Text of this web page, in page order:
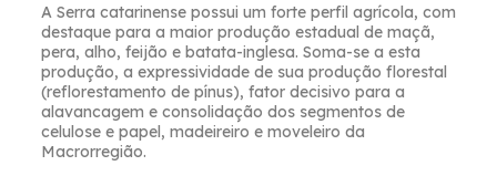
A Serra catarinense possui um forte perfil agrícola, com
destaque para a maior produção estadual de maçã,
pera, alho, feijão e batata-inglesa. Soma-se a esta
produção, a expressividade de sua produção florestal
(reflorestamento de pínus), fator decisivo para a
alavancagem e consolidação dos segmentos de
celulose e papel, madeireiro e moveleiro da
Macrorregião.